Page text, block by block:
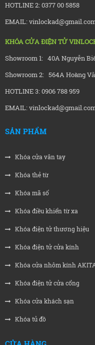
HOTLINE 2: 0377 00 5858
EMAIL:
KHÓA CỬA ĐIỆN TỬ
Showroom 1: 40A Nguyễn
Showroom 2: 564A Hoàng
HOTLINE 3: 0906 788 959
EMAIL:
SẢN PHẨM
Khóa cửa vân tay
Khóa thẻ từ
Khóa mã số
Khóa điều khiển từ xa
Khóa điện tử thương hiệu
Khóa điện tử cửa kính
Khóa cửa nhôm kính
Khóa điện tử cửa cổng
Khóa cửa khách sạn
Khóa tủ đồ